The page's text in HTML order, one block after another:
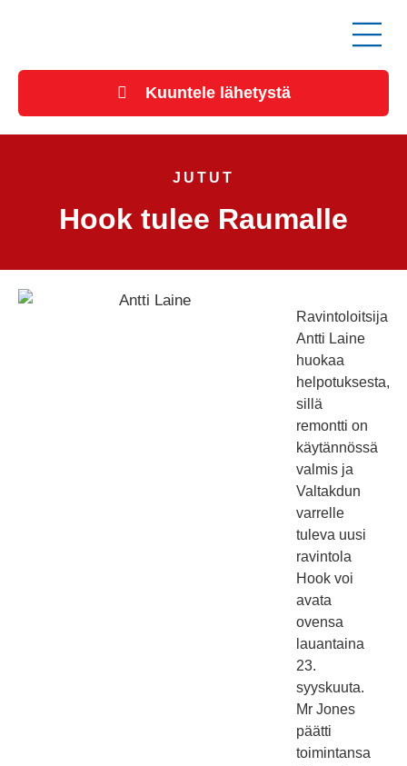
Kuuntele lähetystä
JUTUT
Hook tulee Raumalle
Ravintoloitsija
Antti Laine
huokaa
helpotuksesta,
sillä
remontti on
käytännössä
valmis ja
Valtakdun
varrelle
tuleva uusi
ravintola
Hook voi
avata
ovensa
lauantaina
23.
syyskuuta.
Mr Jones
päätti
toimintansa